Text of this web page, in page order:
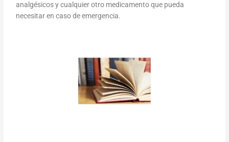
analgésicos y cualquier otro medicamento que pueda
necesitar en caso de emergencia.